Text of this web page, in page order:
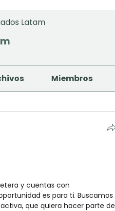
Latam
Miembros
y cuentas con
es para ti. Buscamos
que quiera hacer parte de